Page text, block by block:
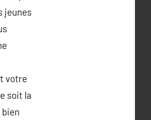
jeunes
votre
soit la